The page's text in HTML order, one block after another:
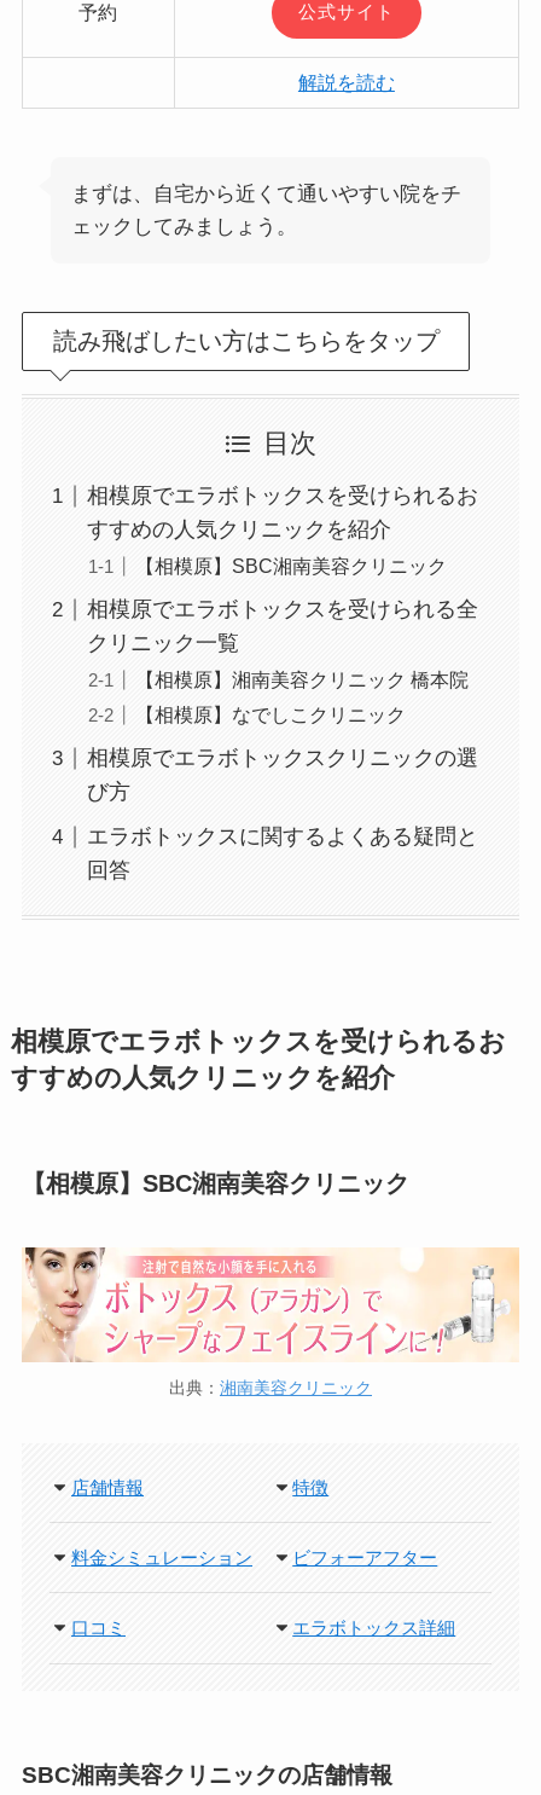
予約 公式サイト
解説を読む
まずは、自宅から近くて通いやすい院をチ
ェックしてみましょう。
読み飛ばしたい方はこちらをタップ
目次
相模原でエラボトックスを受けられるお
すすめの人気クリニックを紹介
【相模原】SBC湘南美容クリニック
相模原でエラボトックスを受けられる全
クリニック一覧
【相模原】湘南美容クリニック 橋本院
【相模原】なでしこクリニック
相模原でエラボトックスクリニックの選
び方
エラボトックスに関するよくある疑問と
回答
相模原でエラボトックスを受けられるお
すすめの人気クリニックを紹介
【相模原】SBC湘南美容クリニック
出典： 湘南美容クリニック
店舗情報 特徴
料金シミュレーション ビフォーアフター
口コミ エラボトックス詳細
SBC湘南美容クリニックの店舗情報